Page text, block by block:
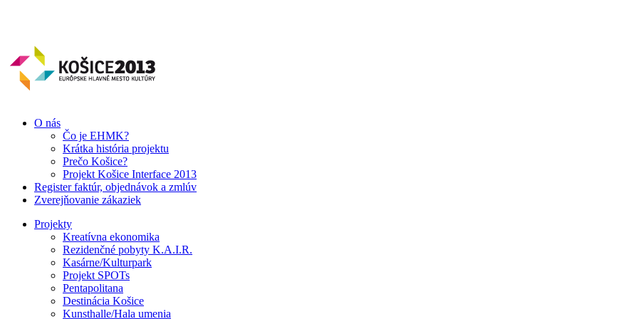
O nás
Čo je EHMK?
Krátka história projektu
Prečo Košice?
Projekt Košice Interface 2013
Register faktúr, objednávok a zmlúv
Zverejňovanie zákaziek
Projekty
Kreatívna ekonomika
Rezidenčné pobyty K.A.I.R.
Kasárne/Kulturpark
Projekt SPOTs
Pentapolitana
Destinácia Košice
Kunsthalle/Hala umenia